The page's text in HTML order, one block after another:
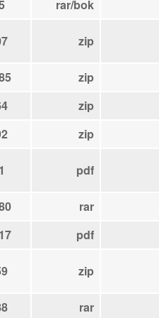
rar/bok
zip
zip
zip
zip
pdf
rar
pdf
zip
rar